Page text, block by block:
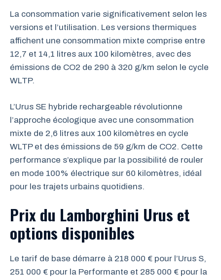
La consommation varie significativement selon les
versions et l’utilisation. Les versions thermiques
affichent une consommation mixte comprise entre
12,7 et 14,1 litres aux 100 kilomètres, avec des
émissions de CO2 de 290 à 320 g/km selon le cycle
WLTP.
L’Urus SE hybride rechargeable révolutionne
l’approche écologique avec une consommation
mixte de 2,6 litres aux 100 kilomètres en cycle
WLTP et des émissions de 59 g/km de CO2. Cette
performance s’explique par la possibilité de rouler
en mode 100% électrique sur 60 kilomètres, idéal
pour les trajets urbains quotidiens.
Prix du Lamborghini Urus et
options disponibles
Le tarif de base démarre à 218 000 € pour l’Urus S,
251 000 € pour la Performante et 285 000 € pour la